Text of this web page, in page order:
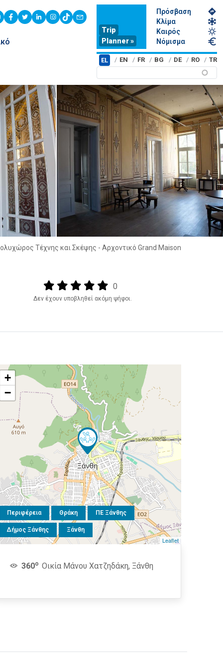
youtubefacebook
twitterlinkedininstagram
tiktokcontact
Trip
Planner »
Πρόσβαση
Κλίμα
Καιρός
Νόμισμα
EL EN FR BG DE RO TR
Τέχνης και Σκέψης - Αρχοντικό Grand Maison
Output format
(star)(star)(star)(star)(star)
0
Δεν έχουν υποβληθεί ακόμη ψήφοι.
Περιφέρεια Θράκη ΠΕ Ξάνθης
Δήμος Ξάνθης Ξάνθη
+
−
Leaflet
360o Οικία Μάνου Χατζηδάκη, Ξάνθη